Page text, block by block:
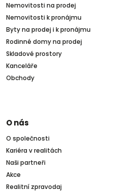
Nemovitosti na prodej
Nemovitosti k pronájmu
Byty na prodej i k pronájmu
Rodinné domy na prodej
Skladové prostory
Kanceláře
Obchody
O nás
O společnosti
Kariéra v realitách
Naši partneři
Akce
Realitní zpravodaj